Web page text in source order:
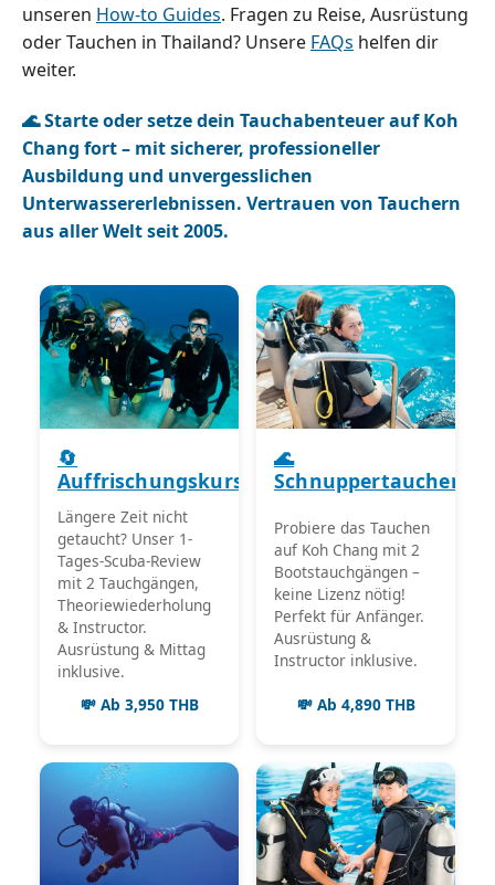
unseren How-to Guides. Fragen zu Reise, Ausrüstung
oder Tauchen in Thailand? Unsere FAQs helfen dir
weiter.
🌊 Starte oder setze dein Tauchabenteuer auf Koh
Chang fort – mit sicherer, professioneller
Ausbildung und unvergesslichen
Unterwassererlebnissen. Vertrauen von Tauchern
aus aller Welt seit 2005.
🔄
Auffrischungskurs
Längere Zeit nicht
getaucht? Unser 1-
Tages-Scuba-Review
mit 2 Tauchgängen,
Theoriewiederholung
& Instructor.
Ausrüstung & Mittag
inklusive.
💸 Ab 3,950 THB
🌊
Schnuppertauchen
Probiere das Tauchen
auf Koh Chang mit 2
Bootstauchgängen –
keine Lizenz nötig!
Perfekt für Anfänger.
Ausrüstung &
Instructor inklusive.
💸 Ab 4,890 THB